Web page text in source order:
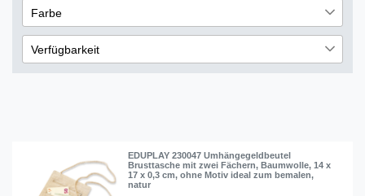
4
€ ― €
Übernehmen
Farbe
Weiß
3
Verfügbarkeit
EDUPLAY 230047 Umhängegeldbeutel
Brusttasche mit zwei Fächern, Baumwolle, 14 x
17 x 0,3 cm, ohne Motiv ideal zum bemalen,
natur